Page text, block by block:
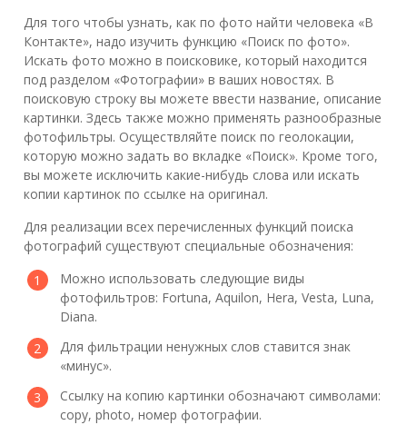
Для того чтобы узнать, как по фото найти человека «В
Контакте», надо изучить функцию «Поиск по фото».
Искать фото можно в поисковике, который находится
под разделом «Фотографии» в ваших новостях. В
поисковую строку вы можете ввести название, описание
картинки. Здесь также можно применять разнообразные
фотофильтры. Осуществляйте поиск по геолокации,
которую можно задать во вкладке «Поиск». Кроме того,
вы можете исключить какие-нибудь слова или искать
копии картинок по ссылке на оригинал.
Для реализации всех перечисленных функций поиска
фотографий существуют специальные обозначения:
Можно использовать следующие виды
фотофильтров: Fortuna, Aquilon, Hera, Vesta, Luna,
Diana.
Для фильтрации ненужных слов ставится знак
«минус».
Ссылку на копию картинки обозначают символами:
copy, photo, номер фотографии.